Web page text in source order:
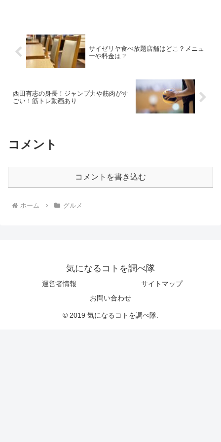
サイゼリヤ食べ放題店舗はどこ？メニュ
ーや料金は？
西田有志の身長！ジャンプ力や筋肉がす
ごい！筋トレ動画あり
コメント
コメントを書き込む
ホーム グルメ
気になるコトを調べ隊
運営者情報
サイトマップ
お問い合わせ
© 2019 気になるコトを調べ隊.